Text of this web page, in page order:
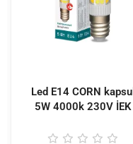
Led E14 CORN kapsul
5W 4000k 230V İEK